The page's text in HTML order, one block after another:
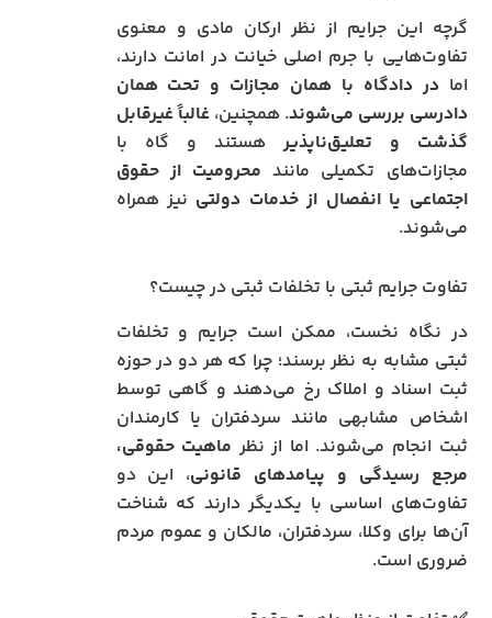
گرچه این جرایم از نظر ارکان مادی و معنوی
تفاوت‌هایی با جرم اصلی خیانت در امانت دارند،
امادر دادگاه با همان مجازات و تحت همان
دادرسی بررسی می‌شوند. همچنین،غالباً غیرقابل
گذشت و تعلیق‌ناپذیر هستند و گاه با
مجازات‌های تکمیلی مانند محرومیت از حقوق
اجتماعی یا انفصال از خدمات دولتی نیز همراه
می‌شوند.
تفاوت جرایم ثبتی با تخلفات ثبتی در چیست؟
در نگاه نخست، ممکن است جرایم و تخلفات
ثبتی مشابه به نظر برسند؛ چرا که هر دو در حوزه
ثبت اسناد و املاک رخ می‌دهند و گاهی توسط
اشخاص مشابهی مانند سردفتران یا کارمندان
ثبت انجام می‌شوند. اما از نظر ماهیت حقوقی،
مرجع رسیدگی و پیامدهای قانونی، این دو
تفاوت‌های اساسی با یکدیگر دارند که شناخت
آن‌ها برای وکلا، سردفتران، مالکان و عموم مردم
ضروری است.